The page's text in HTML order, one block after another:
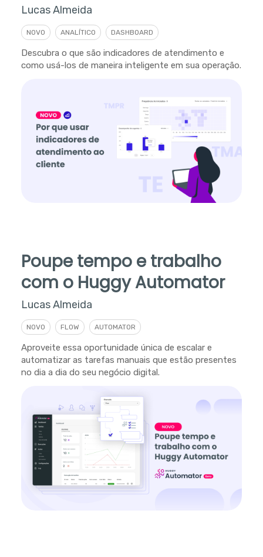
Lucas Almeida
NOVO ANALÍTICO DASHBOARD
Descubra o que são indicadores de atendimento e
como usá-los de maneira inteligente em sua operação.
Poupe tempo e trabalho
com o Huggy Automator
Lucas Almeida
NOVO FLOW AUTOMATOR
Aproveite essa oportunidade única de escalar e
automatizar as tarefas manuais que estão presentes
no dia a dia do seu negócio digital.